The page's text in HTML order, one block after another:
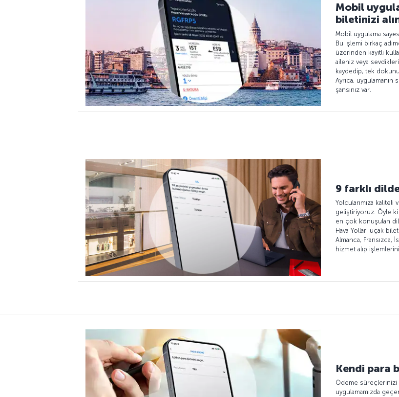
Mobil
biletinizi
Mobil uygulama
Bu işlemi birkaç
üzerinden kayıtlı
aileniz veya
kaydedip, tek
Ayrıca,
şansınız var.
9 farklı
Yolcularımıza
geliştiriyoruz. Öyle ki
en çok konuşulan
Hava Yolları uçak
Almanca, Fransızca,
hizmet alıp
Kendi para
Ödeme süreçlerinizi
uygulamamızda